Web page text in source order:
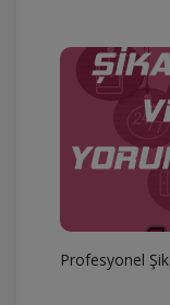
Profesyonel